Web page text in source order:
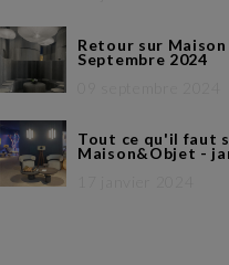
Retour sur
Septembre 2024
Tout ce qu'il faut
Maison&Objet -